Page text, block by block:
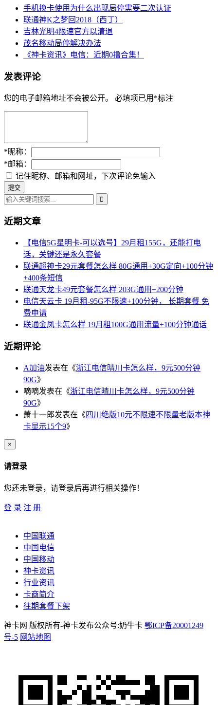
手机换卡使用为什么出现局停需要二次认证
联通神K之梦回2018（西丁）
吉林光明4限速官方以清退
茂名移动局停解决办法
《神卡资讯》电信：近期0撸合集！
发表评论
您的电子邮箱地址不会被公开。 必填项已用 *标注
*昵称：
*邮箱：
记住昵称、邮箱和网址，下次评论免输入
近期文章
【电信5G星明卡-可以选号】29月租155G，还能打电
话，关键还是永久套餐
联通超神卡29元套餐怎么样 80G通用+30G定向+100分钟
+400条短信
联通天龙卡49元套餐怎么样 203G通用+200分钟
电信天云卡 19月租-95G不限速+100分钟， 长期套餐 免
费申请
联通金凤卡怎么样 19月租100G通用流量+100分钟通话
近期评论
A加油发表在《浙江电信晴川卡怎么样，9元500分钟
90G》
嘀嘀发表在《浙江电信晴川卡怎么样，9元500分钟
90G》
萧十一郎发表在《四川绝版10元不限速不限量老版本神
卡显示15个9》
×
请登录
您还未登录，请登录后再进行相关操作！
登 录 注 册
中国联通
中国电信
中国移动
神卡资讯
行业资讯
卡商简介
往期套餐下架
神卡网 版权所有-神卡发布公众号:奶牛卡 鄂ICP备20001249
号-5 网站地图